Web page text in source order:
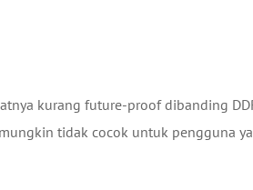
kurang future-proof dibanding
tidak cocok untuk pengguna